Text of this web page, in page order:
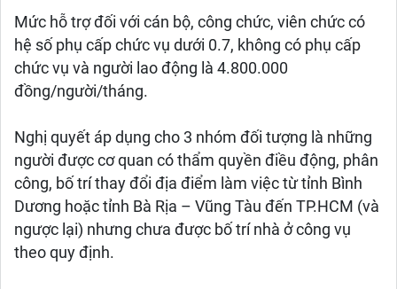
Mức hỗ trợ đối với cán bộ, công chức, viên chức có
hệ số phụ cấp chức vụ dưới 0.7, không có phụ cấp
chức vụ và người lao động là 4.800.000
đồng/người/tháng.
Nghị quyết áp dụng cho 3 nhóm đối tượng là những
người được cơ quan có thẩm quyền điều động, phân
công, bố trí thay đổi địa điểm làm việc từ tỉnh Bình
Dương hoặc tỉnh Bà Rịa – Vũng Tàu đến TP.HCM (và
ngược lại) nhưng chưa được bố trí nhà ở công vụ
theo quy định.